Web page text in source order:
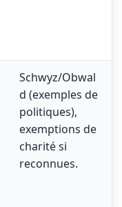
Schwyz/Obwal
d (exemples de
politiques),
exemptions de
charité si
reconnues.